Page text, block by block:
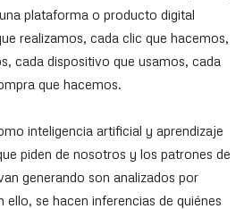
plataforma o producto digital
realizamos, cada clic que hacemos,
cada dispositivo que usamos, cada
que hacemos.
inteligencia artificial y aprendizaje
piden de nosotros y los patrones de
generando son analizados por
se hacen inferencias de quiénes